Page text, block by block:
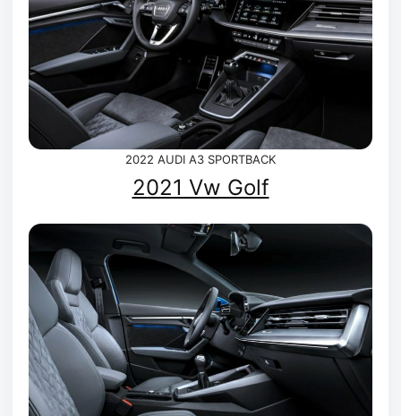
2022 AUDI A3 SPORTBACK
2021 Vw Golf